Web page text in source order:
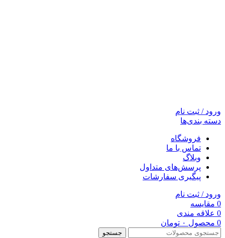
ورود / ثبت نام
دسته بندی‌ها
فروشگاه
تماس با ما
وبلاگ
پرسش‌های متداول
پیگیری سفارشات
ورود / ثبت نام
0 مقایسه
0 علاقه مندی
0 محصول ۰ تومان
جستجو